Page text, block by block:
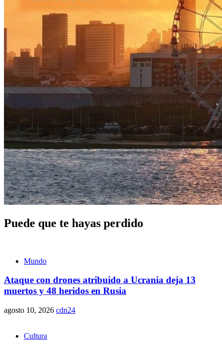
Puede que te hayas perdido
Mundo
Ataque con drones atribuido a Ucrania deja 13
muertos y 48 heridos en Rusia
agosto 10, 2026 cdn24
Cultura